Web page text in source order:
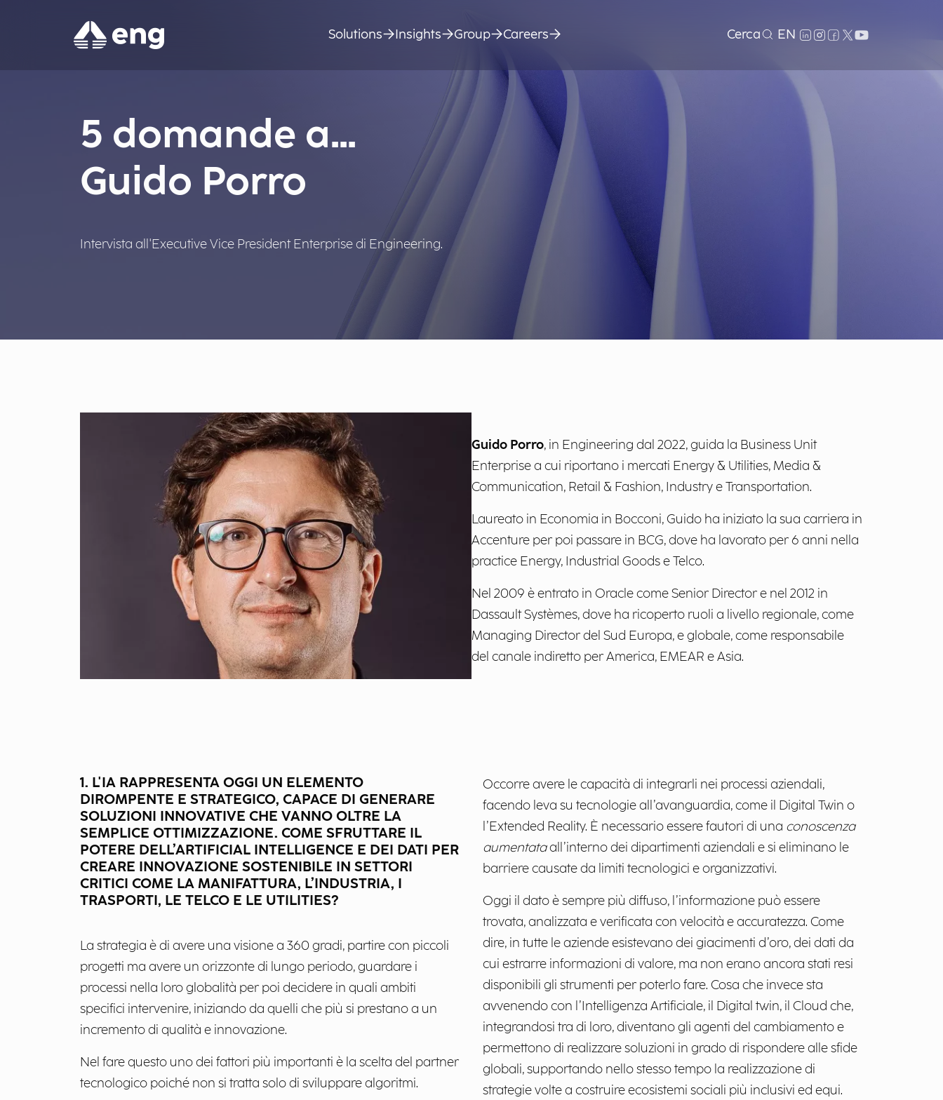
Solutions Insights Group Careers Cerca EN
5 domande a...
Guido Porro
Intervista all'Executive Vice President Enterprise di Engineering.
Guido Porro, in Engineering dal 2022, guida la Business Unit
Enterprise a cui riportano i mercati Energy & Utilities, Media &
Communication, Retail & Fashion, Industry e Transportation.
Laureato in Economia in Bocconi, Guido ha iniziato la sua carriera in
Accenture per poi passare in BCG, dove ha lavorato per 6 anni nella
practice Energy, Industrial Goods e Telco.
Nel 2009 è entrato in Oracle come Senior Director e nel 2012 in
Dassault Systèmes, dove ha ricoperto ruoli a livello regionale, come
Managing Director del Sud Europa, e globale, come responsabile
del canale indiretto per America, EMEAR e Asia.
1. L'IA RAPPRESENTA OGGI UN ELEMENTO
DIROMPENTE E STRATEGICO, CAPACE DI GENERARE
SOLUZIONI INNOVATIVE CHE VANNO OLTRE LA
SEMPLICE OTTIMIZZAZIONE. COME SFRUTTARE IL
POTERE DELL’ARTIFICIAL INTELLIGENCE E DEI DATI PER
CREARE INNOVAZIONE SOSTENIBILE IN SETTORI
CRITICI COME LA MANIFATTURA, L’INDUSTRIA, I
TRASPORTI, LE TELCO E LE UTILITIES?
La strategia è di avere una visione a 360 gradi, partire con piccoli
progetti ma avere un orizzonte di lungo periodo, guardare i
processi nella loro globalità per poi decidere in quali ambiti
specifici intervenire, iniziando da quelli che più si prestano a un
incremento di qualità e innovazione.
Nel fare questo uno dei fattori più importanti è la scelta del partner
tecnologico poiché non si tratta solo di sviluppare algoritmi.
Occorre avere le capacità di integrarli nei processi aziendali,
facendo leva su tecnologie all’avanguardia, come il Digital Twin o
l’Extended Reality. È necessario essere fautori di una conoscenza
aumentataall’interno dei dipartimenti aziendali e si eliminano le
barriere causate da limiti tecnologici e organizzativi.
Oggi il dato è sempre più diffuso, l’informazione può essere
trovata, analizzata e verificata con velocità e accuratezza. Come
dire, in tutte le aziende esistevano dei giacimenti d’oro, dei dati da
cui estrarre informazioni di valore, ma non erano ancora stati resi
disponibili gli strumenti per poterlo fare. Cosa che invece sta
avvenendo con l’Intelligenza Artificiale, il Digital twin, il Cloud che,
integrandosi tra di loro, diventano gli agenti del cambiamento e
permettono di realizzare soluzioni in grado di rispondere alle sfide
globali, supportando nello stesso tempo la realizzazione di
strategie volte a costruire ecosistemi sociali più inclusivi ed equi.